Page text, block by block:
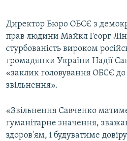
Усі сайти RFE/RL
Директор Бюро ОБСЄ з
прав людини Майкл Георг
стурбованість вироком
громадянки України Надії
«заклик головування ОБСЄ до
звільнення».
«Звільнення Савченко
гуманітарне значення,
здоров'ям, і будуватиме